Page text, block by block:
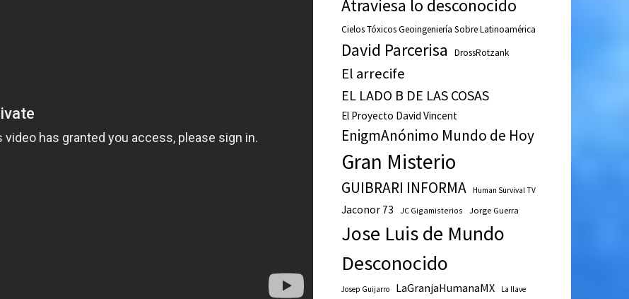
Atraviesa lo desconocido
Cielos Tóxicos Geoingeniería Sobre Latinoamérica
David Parcerisa DrossRotzank
El arrecife
EL LADO B DE LAS COSAS
El Proyecto David Vincent
EnigmAnónimo Mundo de Hoy
Gran Misterio
GUIBRARI INFORMA Human Survival TV
Jaconor 73 JC Gigamisterios Jorge Guerra
Jose Luis de Mundo
Desconocido
Josep Guijarro LaGranjaHumanaMX La llave